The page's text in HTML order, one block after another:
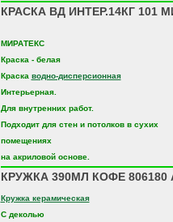
КРАСКА ВД ИНТЕР.14КГ 101
МИРАТЕКС
Краска - белая
Краска водно-дисперсионная
Интерьерная.
Для внутренних работ.
Подходит для стен и потолков в сухих
помещениях
на акриловой основе.
КРУЖКА 390МЛ КОФЕ 806180
Кружка керамическая
С деколью